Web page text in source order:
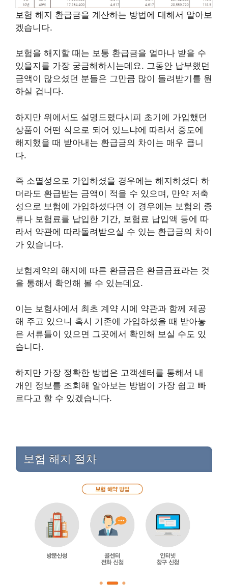
보험 해지 환급금을 계산하는 방법에 대해서 알아보
겠습니다.
보험을 해지할 때는 보통 환급금을 얼마나 받을 수
있을지를 가장 궁금해하시는데요. 그동안 납부했던
금액이 많으셨던 분들은 그만큼 많이 돌려받기를 원
하실 겁니다.
하지만 위에서도 설명드렸다시피 초기에 가입했던
상품이 어떤 식으로 되어 있느냐에 따라서 중도에
해지했을 때 받아내는 환급금의 차이는 매우 큽니
다.
즉 소멸성으로 가입하셨을 경우에는 해지하셨다 하
더라도 환급받는 금액이 적을 수 있으며, 만약 저축
성으로 보험에 가입하셨다면 이 경우에는 보험의 종
류나 보험료를 납입한 기간, 보험료 납입액 등에 따
라서 약관에 따라돌려받으실 수 있는 환급금의 차이
가 있습니다.
보험계약의 해지에 따른 환급금은 환급금표라는 것
을 통해서 확인해 볼 수 있는데요.
이는 보험사에서 최초 계약 시에 약관과 함께 제공
해 주고 있으니 혹시 기존에 가입하셨을 때 받아놓
은 서류들이 있으면 그곳에서 확인해 보실 수도 있
습니다.
하지만 가장 정확한 방법은 고객센터를 통해서 내
개인 정보를 조회해 알아보는 방법이 가장 쉽고 빠
르다고 할 수 있겠습니다.
보험 해지 절차